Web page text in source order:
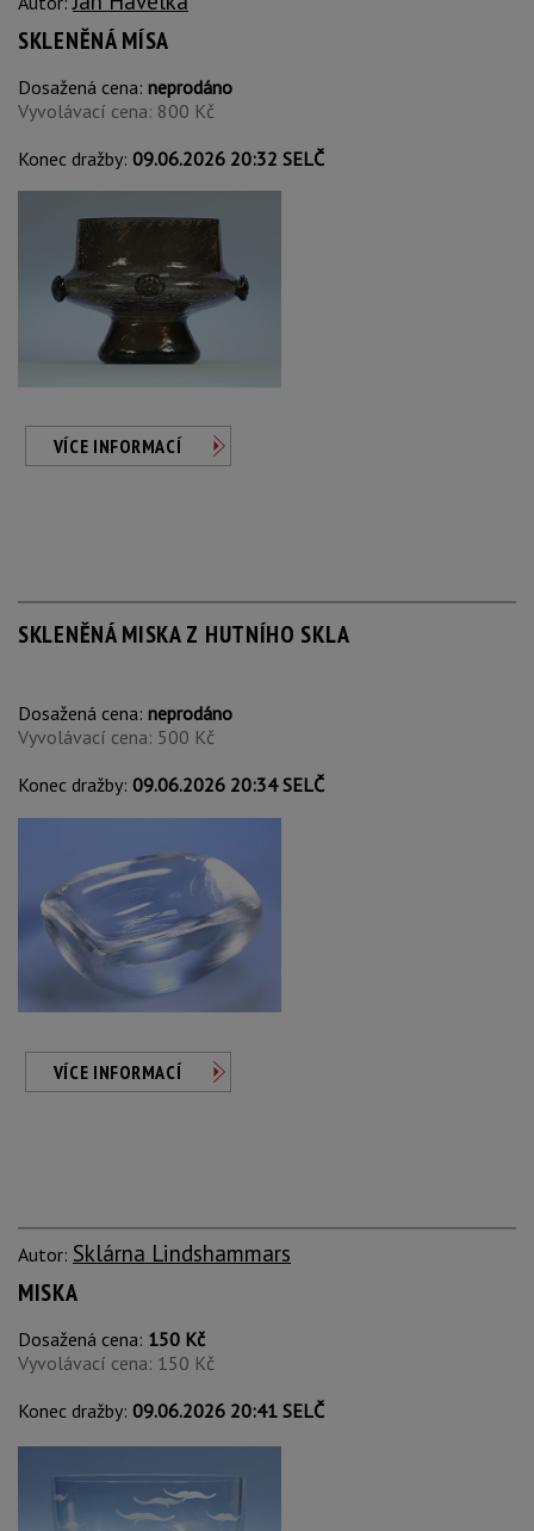
SKLENĚNÁ MÍSA
Dosažená cena: neprodáno
Vyvolávací cena: 800 Kč
Konec dražby: 09.06.2026 20:32 SELČ
VÍCE INFORMACÍ
SKLENĚNÁ MISKA Z HUTNÍHO SKLA
Dosažená cena: neprodáno
Vyvolávací cena: 500 Kč
Konec dražby: 09.06.2026 20:34 SELČ
VÍCE INFORMACÍ
Autor: Sklárna Lindshammars
MISKA
Dosažená cena: 150 Kč
Vyvolávací cena: 150 Kč
Konec dražby: 09.06.2026 20:41 SELČ